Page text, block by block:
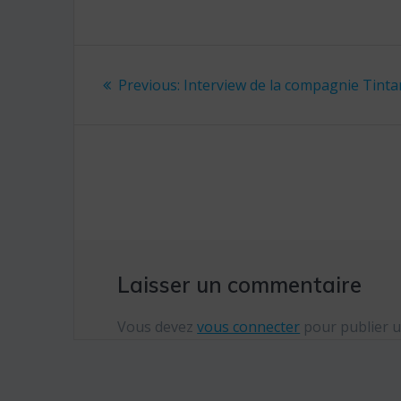
Previous: Previous
Interview de la compagnie
Laisser un commentaire
Vous devezvous connecter pour publier